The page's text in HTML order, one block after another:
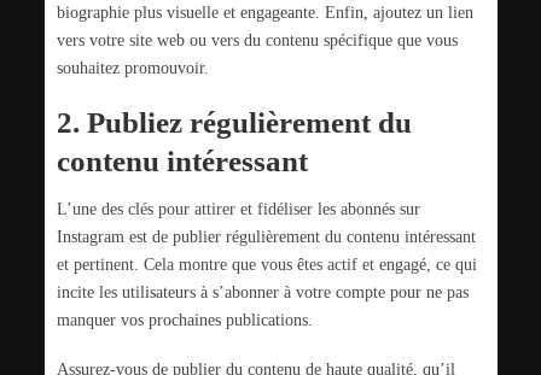
biographie plus visuelle et engageante. Enfin, ajoutez un lien
vers votre site web ou vers du contenu spécifique que vous
souhaitez promouvoir.
2. Publiez régulièrement du
contenu intéressant
L’une des clés pour attirer et fidéliser les abonnés sur
Instagram est de publier régulièrement du contenu intéressant
et pertinent. Cela montre que vous êtes actif et engagé, ce qui
incite les utilisateurs à s’abonner à votre compte pour ne pas
manquer vos prochaines publications.
Assurez-vous de publier du contenu de haute qualité, qu’il